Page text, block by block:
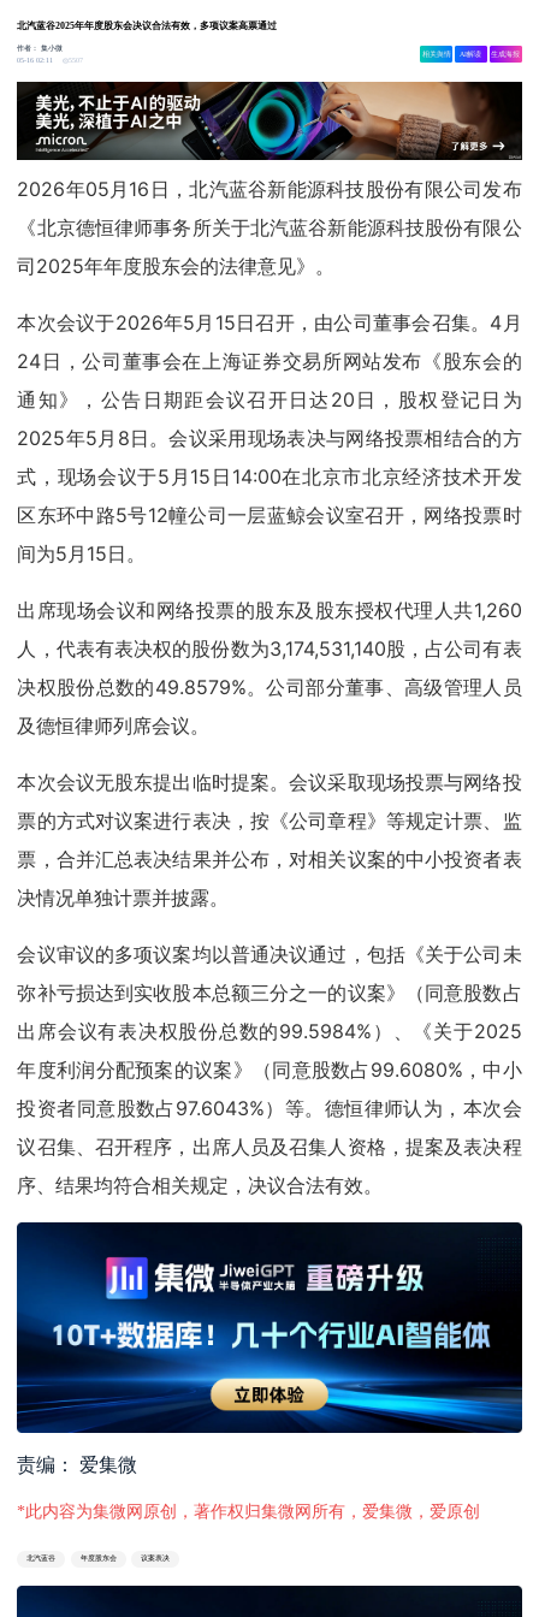
北汽蓝谷2025年年度股东会决议合法有效，多项议案高票通过
作者：集小微
05-16 02:11
5507
相关舆情 AI解读 生成海报
2026年05月16日，北汽蓝谷新能源科技股份有限公司发布
《北京德恒律师事务所关于北汽蓝谷新能源科技股份有限公
司2025年年度股东会的法律意见》。
本次会议于2026年5月15日召开，由公司董事会召集。4月
24日，公司董事会在上海证券交易所网站发布《股东会的
通知》，公告日期距会议召开日达20日，股权登记日为
2025年5月8日。会议采用现场表决与网络投票相结合的方
式，现场会议于5月15日14:00在北京市北京经济技术开发
区东环中路5号12幢公司一层蓝鲸会议室召开，网络投票时
间为5月15日。
出席现场会议和网络投票的股东及股东授权代理人共1,260
人，代表有表决权的股份数为3,174,531,140股，占公司有表
决权股份总数的49.8579%。公司部分董事、高级管理人员
及德恒律师列席会议。
本次会议无股东提出临时提案。会议采取现场投票与网络投
票的方式对议案进行表决，按《公司章程》等规定计票、监
票，合并汇总表决结果并公布，对相关议案的中小投资者表
决情况单独计票并披露。
会议审议的多项议案均以普通决议通过，包括《关于公司未
弥补亏损达到实收股本总额三分之一的议案》（同意股数占
出席会议有表决权股份总数的99.5984%）、《关于2025
年度利润分配预案的议案》（同意股数占99.6080%，中小
投资者同意股数占97.6043%）等。德恒律师认为，本次会
议召集、召开程序，出席人员及召集人资格，提案及表决程
序、结果均符合相关规定，决议合法有效。
责编： 爱集微
*此内容为集微网原创，著作权归集微网所有，爱集微，爱原创
北汽蓝谷 年度股东会 议案表决